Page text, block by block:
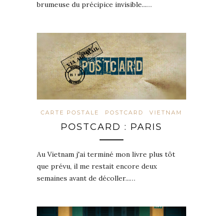
brumeuse du précipice invisible...…
CARTE POSTALE POSTCARD VIETNAM
POSTCARD : PARIS
Au Vietnam j'ai terminé mon livre plus tôt
que prévu, il me restait encore deux
semaines avant de décoller...…